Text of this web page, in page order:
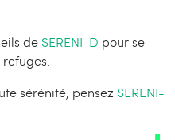
de SERENI-D pour se
sérénité, pensez SERENI-